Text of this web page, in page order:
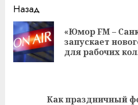
Навигация
записи
Назад
«Юмор FM –
запускает
для рабочих
Как праздничный